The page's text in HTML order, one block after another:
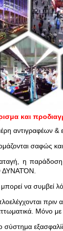
και
αντιγραφέων &
σαφώς
η
μπορεί να συμβεί
Μόνο
σύστημα